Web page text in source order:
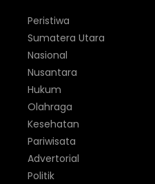
Peristiwa
Sumatera Utara
Nasional
Nusantara
Hukum
Olahraga
Kesehatan
Pariwisata
Advertorial
Politik